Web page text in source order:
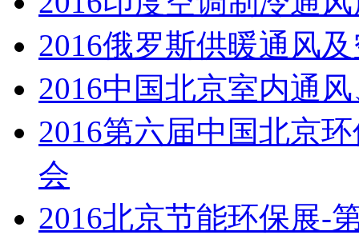
2016俄罗斯供暖通风
2016中国北京室内通
2016第六届中国北京
会
2016北京节能环保展-